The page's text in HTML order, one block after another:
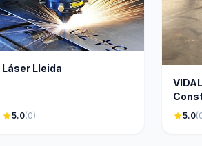
Láser Lleida
star5.0(0) star5.0